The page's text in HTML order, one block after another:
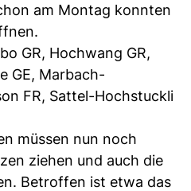
am Montag konnten
GR, Hochwang GR,
GE, Marbach-
FR, Sattel-Hochstuckli
müssen nun noch
ziehen und auch die
Betroffen ist etwa das